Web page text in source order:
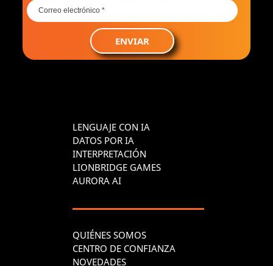
ENVIAR
LENGUAJE CON IA
DATOS POR IA
INTERPRETACIÓN
LIONBRIDGE GAMES
AURORA AI
QUIÉNES SOMOS
CENTRO DE CONFIANZA
NOVEDADES